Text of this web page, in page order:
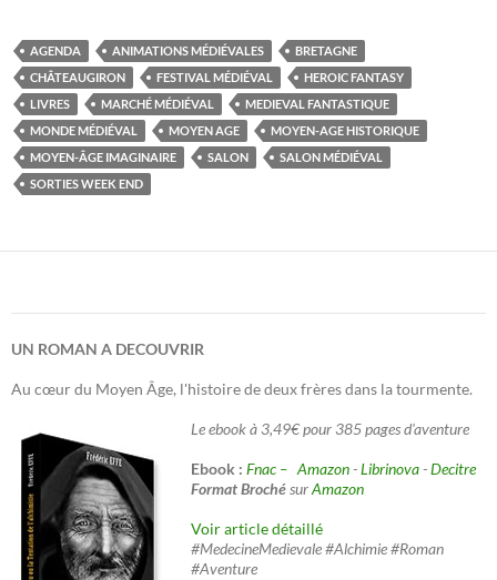
AGENDA ANIMATIONS MÉDIÉVALES
BRETAGNE
CHÂTEAUGIRON
FESTIVAL MÉDIÉVAL
HEROIC FANTASY
LIVRES
MARCHÉ MÉDIÉVAL
MEDIEVAL FANTASTIQUE
MONDE MÉDIÉVAL
MOYEN AGE
MOYEN-AGE HISTORIQUE
MOYEN-ÂGE IMAGINAIRE
SALON
SALON MÉDIÉVAL
SORTIES WEEK END
UN ROMAN A DECOUVRIR
Au cœur du Moyen Âge, l'histoire de deux frères dans la tourmente.
Le ebook à 3,49€ pour 385 pages d'aventure
Ebook : Fnac – Amazon-Librinova-Decitre
Format BrochésurAmazon
Voir article détaillé
#MedecineMedievale #Alchimie #Roman
#Aventure